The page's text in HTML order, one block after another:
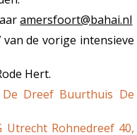
amersfoort@bahai.nl
de vorige intensieve
Hert.
Dreef Buurthuis De
Utrecht Rohnedreef 40,